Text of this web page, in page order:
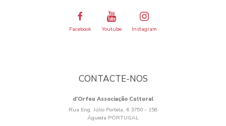
Facebook Youtube Instagram
CONTACTE-NOS
d’Orfeu Associação Cultural
Rua Eng. Júlio Portela, 6 3750 - 158
Águeda PORTUGAL